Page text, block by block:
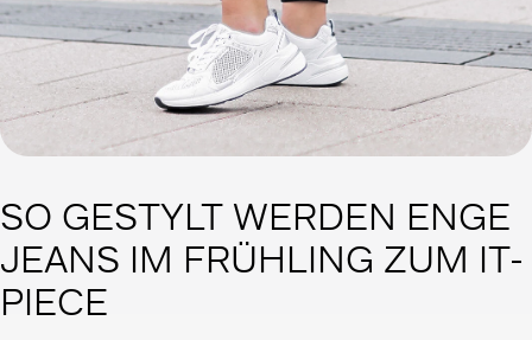
SO GESTYLT WERDEN ENGE
JEANS IM FRÜHLING ZUM IT-
PIECE